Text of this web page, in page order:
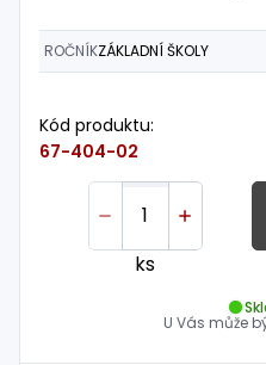
ROČNÍKZÁKLADNÍ ŠKOLY
Kód produktu:
67-404-02
ks
U Vás může